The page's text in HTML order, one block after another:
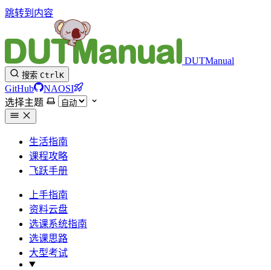
跳转到内容
DUTManual
搜索 CtrlK
GitHub
NAOSI
选择主题
生活指南
课程攻略
飞跃手册
上手指南
资料云盘
选课系统指南
选课思路
大型考试